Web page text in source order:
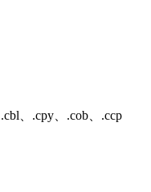
.cbl、.cpy、.cob、.ccp